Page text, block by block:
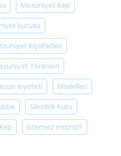
Mezuniyet Kep
kutusu
Kıyafetleri
Törenleri
kıyafeti Modelleri
Silindirik kutu
İstemez misiniz?